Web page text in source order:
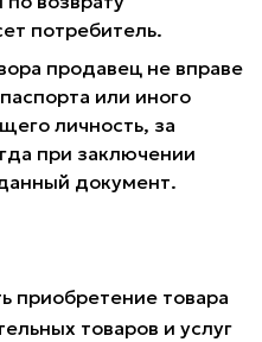
потребитель.
продавец не вправе
или иного
личность, за
при заключении
документ.
приобретение товара
товаров и услуг